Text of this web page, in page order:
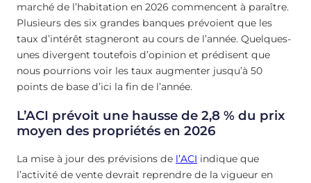
marché de l’habitation en 2026 commencent à paraître.
Plusieurs des six grandes banques prévoient que les
taux d’intérêt stagneront au cours de l’année. Quelques-
unes divergent toutefois d’opinion et prédisent que
nous pourrions voir les taux augmenter jusqu’à 50
points de base d’ici la fin de l’année.
L’ACI prévoit une hausse de 2,8 % du prix
moyen des propriétés en 2026
La mise à jour des prévisions de l’ACI indique que
l’activité de vente devrait reprendre de la vigueur en